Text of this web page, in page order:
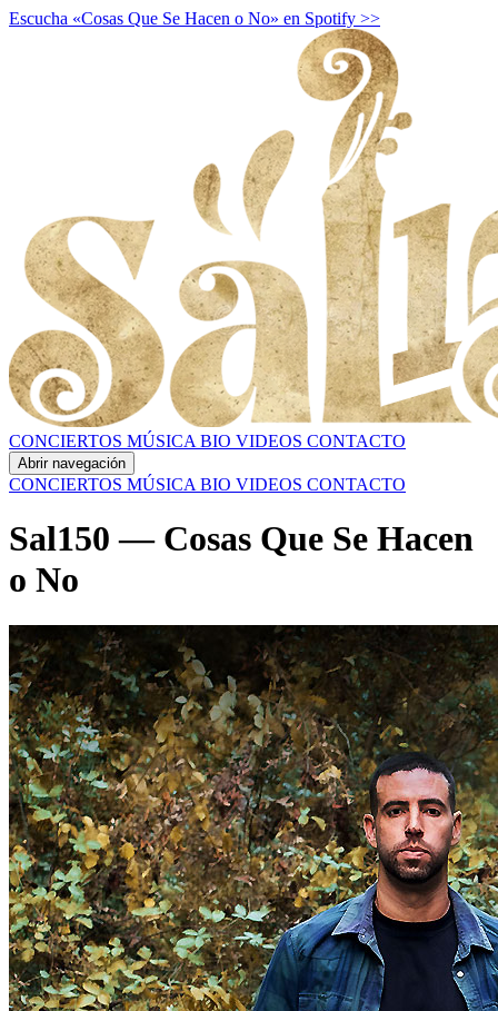
Escucha «Cosas Que Se Hacen o No» en Spotify >>
CONCIERTOS MÚSICA BIO VIDEOS CONTACTO
Abrir navegación
CONCIERTOS MÚSICA BIO VIDEOS CONTACTO
Sal150 — Cosas Que Se Hacen
o No